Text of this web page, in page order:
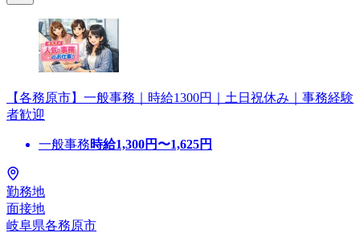
【各務原市】一般事務｜時給1300円｜土日祝休み｜事務経験
者歓迎
一般事務時給1,300円〜1,625円
勤務地
面接地
岐阜県各務原市